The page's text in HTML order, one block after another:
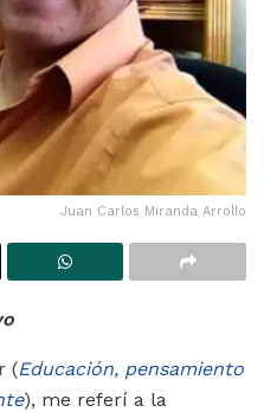
Juan Carlos Miranda Arrollo
(Educación, pensamiento
), me referí a la